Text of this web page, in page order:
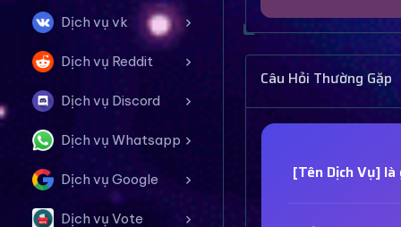
Dịch vụ vk
Dịch vụ Reddit
Dịch vụ Discord
Dịch vụ Whatsapp
Dịch vụ Google
Dịch vụ Vote
Câu Hỏi Thường Gặp
[Tên Dịch Vụ] là